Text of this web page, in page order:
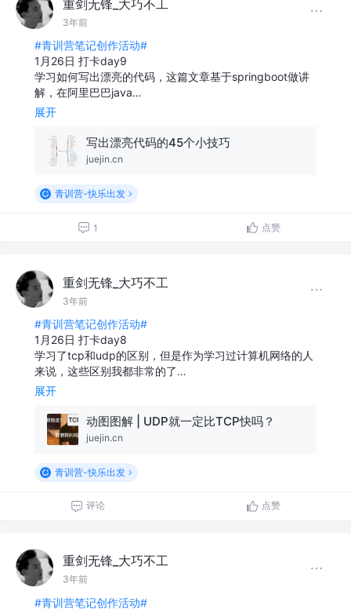
重剑无锋_大巧不工
3年前
#青训营笔记创作活动#
1月26日 打卡day9
学习如何写出漂亮的代码，这篇文章基于springboot做讲
解，在阿里巴巴java…
展开
写出漂亮代码的45个小技巧
juejin.cn
青训营-快乐出发
1 点赞
重剑无锋_大巧不工
3年前
#青训营笔记创作活动#
1月26日 打卡day8
学习了tcp和udp的区别，但是作为学习过计算机网络的人
来说，这些区别我都非常的了…
展开
动图图解 | UDP就一定比TCP快吗？
juejin.cn
青训营-快乐出发
评论 点赞
重剑无锋_大巧不工
3年前
#青训营笔记创作活动#